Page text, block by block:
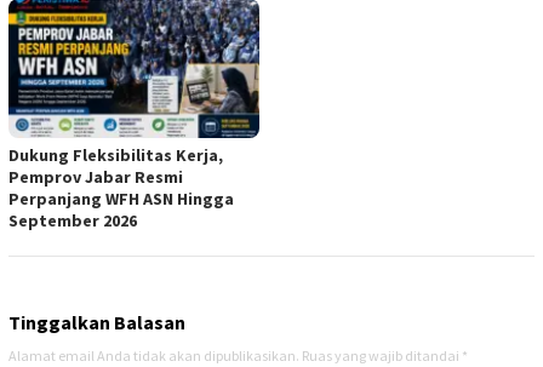
Dukung Fleksibilitas Kerja,
Pemprov Jabar Resmi
Perpanjang WFH ASN Hingga
September 2026
Tinggalkan Balasan
Alamat email Anda tidak akan dipublikasikan. Ruas yang wajib ditandai *